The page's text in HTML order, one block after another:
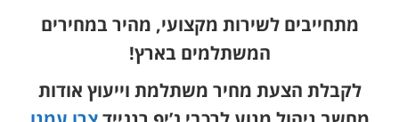
מתחייבים לשירות מקצועי, מהיר במחירים
המשתלמים בארץ!
לקבלת הצעת מחיר משתלמת וייעוץ אודות